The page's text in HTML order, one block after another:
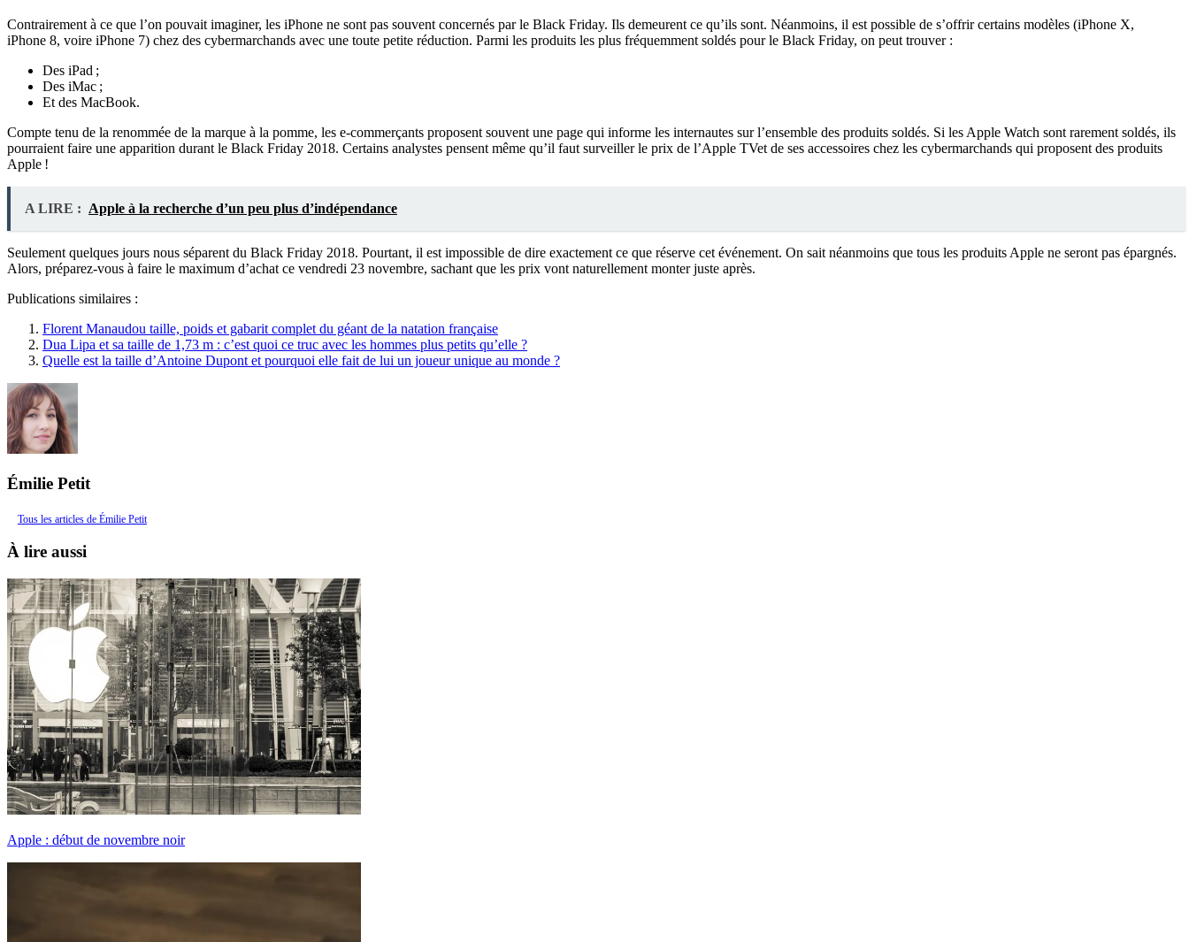
Contrairement à ce que l’on pouvait imaginer, les iPhone ne sont pas souvent concernés par le Black Friday. Ils demeurent ce qu’ils sont. Néanmoins, il est possible de s’offrir certains modèles (iPhone X,
iPhone 8, voire iPhone 7) chez des cybermarchands avec une toute petite réduction. Parmi les produits les plus fréquemment soldés pour le Black Friday, on peut trouver :
Des iPad ;
Des iMac ;
Et des MacBook.
Compte tenu de la renommée de la marque à la pomme, les e-commerçants proposent souvent une page qui informe les internautes sur l’ensemble des produits soldés. Si les Apple Watch sont rarement soldés, ils
pourraient faire une apparition durant le Black Friday 2018. Certains analystes pensent même qu’il faut surveiller le prix de l’Apple TVet de ses accessoires chez les cybermarchands qui proposent des produits
Apple !
A LIRE : Apple à la recherche d’un peu plus d’indépendance
Seulement quelques jours nous séparent du Black Friday 2018. Pourtant, il est impossible de dire exactement ce que réserve cet événement. On sait néanmoins que tous les produits Apple ne seront pas épargnés.
Alors, préparez-vous à faire le maximum d’achat ce vendredi 23 novembre, sachant que les prix vont naturellement monter juste après.
Publications similaires :
Florent Manaudou taille, poids et gabarit complet du géant de la natation française
Dua Lipa et sa taille de 1,73 m : c’est quoi ce truc avec les hommes plus petits qu’elle ?
Quelle est la taille d’Antoine Dupont et pourquoi elle fait de lui un joueur unique au monde ?
Émilie Petit
Tous les articles de Émilie Petit
À lire aussi
Apple : début de novembre noir